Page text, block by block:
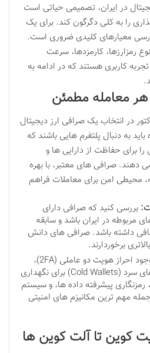
در ایران، تصمیمی حیاتی است
را به کلی دگرگون کند. برای یک
معیارهای کلیدی ضروری است.
رمزارزها، کارمزدها، سرعت
کاربری هستند که در ادامه به
معامله مطمئن
در انتخاب یک صرافی ارز دیجیتال
به دنبال پلتفرم هایی باشند که
را برای حفاظت از دارایی ها و
دهند. صرافی های معتبر، با بهره
محیطی امن برای معاملات فراهم
بررسی کنید که صرافی دارای
مربوطه در ایران باشد و سابقه
داشته باشد. صرافی های دانش
برخوردارند.
وجود احراز هویت دو عاملی (2FA)،
استفاده از کیف پول های سرد (Cold Wallets) برای نگهداری
پیشرفته داده ها، و سیستم
مهم ترین مکانیزم های امنیتی
کوین تا آلت کوین ها